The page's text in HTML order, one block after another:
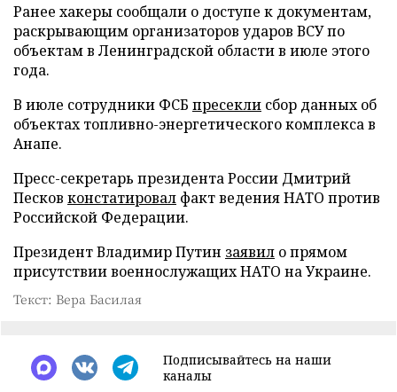
Ранее хакеры сообщали о доступе к документам,
раскрывающим организаторов ударов ВСУ по
объектам в Ленинградской области в июле этого
года.
В июле сотрудники ФСБ пресекли сбор данных об
объектах топливно-энергетического комплекса в
Анапе.
Пресс-секретарь президента России Дмитрий
Песков констатировал факт ведения НАТО против
Российской Федерации.
Президент Владимир Путин заявил о прямом
присутствии военнослужащих НАТО на Украине.
Текст: Вера Басилая
Подписывайтесь на наши
каналы